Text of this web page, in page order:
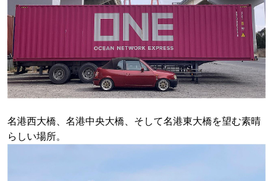
名港西大橋、名港中央大橋、そして名港東大橋を望む素晴
らしい場所。